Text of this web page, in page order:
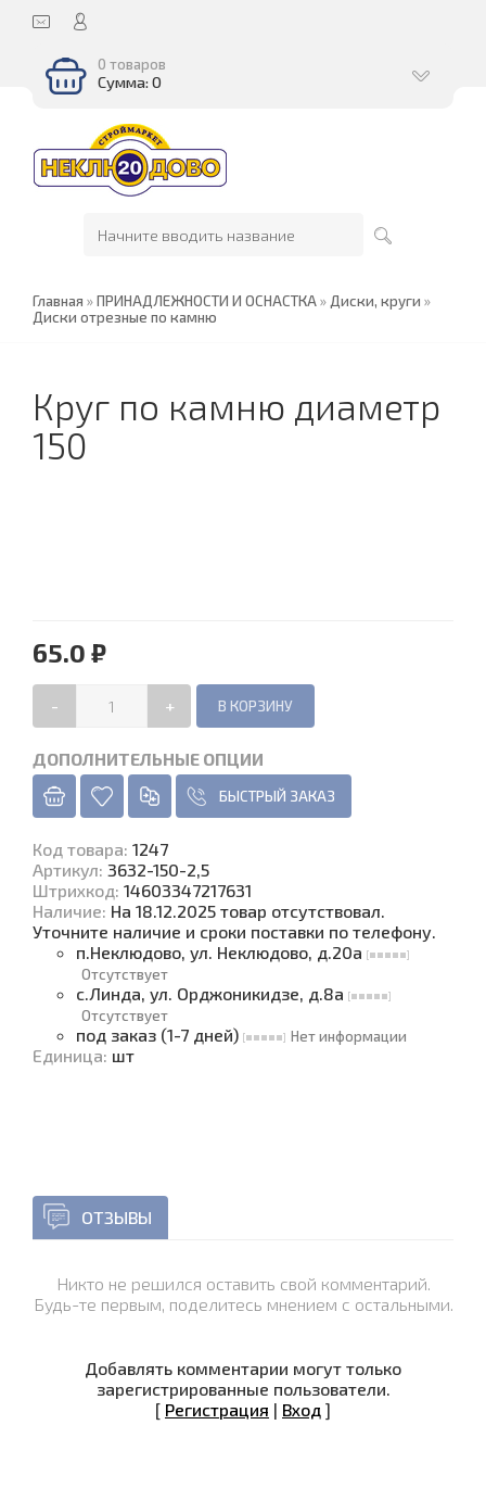
0 товаров
Сумма: 0
Главная »ПРИНАДЛЕЖНОСТИ И ОСНАСТКА» Диски, круги »
Диски отрезные по камню
Круг по камню диаметр
150
65.0 ₽
- +
ДОПОЛНИТЕЛЬНЫЕ ОПЦИИ
БЫСТРЫЙ ЗАКАЗ
Код товара: 1247
Артикул: 3632-150-2,5
Штрихкод: 14603347217631
Наличие: На 18.12.2025 товар отсутствовал.
Уточните наличие и сроки поставки по телефону.
п.Неклюдово, ул. Неклюдово, д.20а
Отсутствует
с.Линда, ул. Орджоникидзе, д.8а
Отсутствует
под заказ (1-7 дней) Нет информации
Единица: шт
ОТЗЫВЫ
Никто не решился оставить свой комментарий.
Будь-те первым, поделитесь мнением с остальными.
Добавлять комментарии могут только
зарегистрированные пользователи.
[ Регистрация | Вход ]